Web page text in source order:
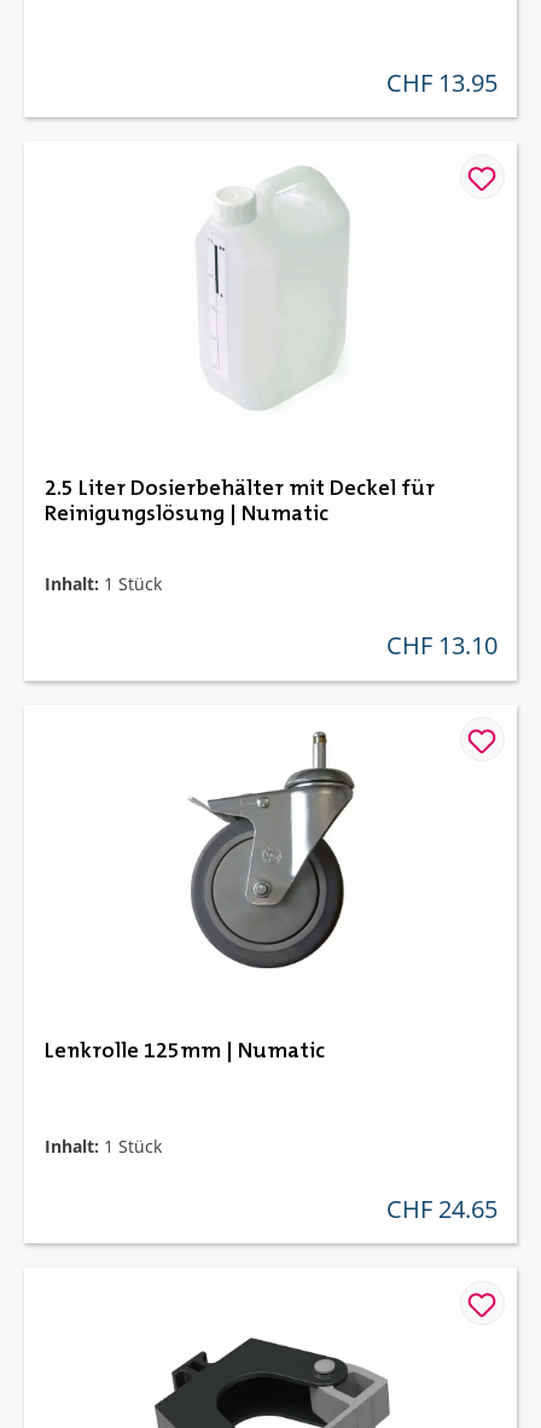
regulärer preis:
CHF 13.95
2.5 Liter Dosierbehälter mit Deckel für
Reinigungslösung | Numatic
Inhalt: 1 Stück
regulärer preis:
CHF 13.10
Lenkrolle 125mm | Numatic
Inhalt: 1 Stück
regulärer preis:
CHF 24.65